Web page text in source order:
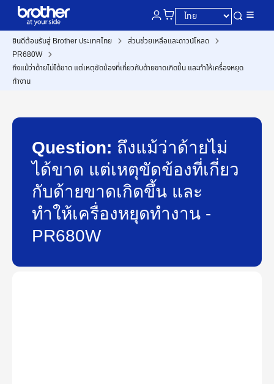
ยินดีต้อนรับสู่ Brother ประเทศไทย
ส่วนช่วยเหลือและดาวน์โหลด
PR680W
ถึงแม้ว่าด้ายไม่ได้ขาด แต่เหตุขัดข้องที่เกี่ยวกับด้ายขาดเกิดขึ้น และทำให้เครื่องหยุด
ทำงาน
Question: ถึงแม้ว่าด้ายไม่
ได้ขาด แต่เหตุขัดข้องที่เกี่ยว
กับด้ายขาดเกิดขึ้น และ
ทำให้เครื่องหยุดทำงาน -
PR680W